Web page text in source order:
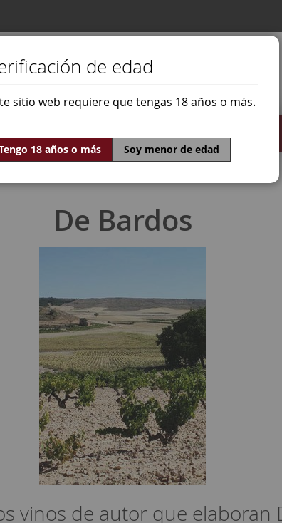
Ofertas Mundo Vino
De Bardos
vinos de autor que
de edad
sitio web requiere que tengas 18 años o más.
18 años o más Soy menor de edad